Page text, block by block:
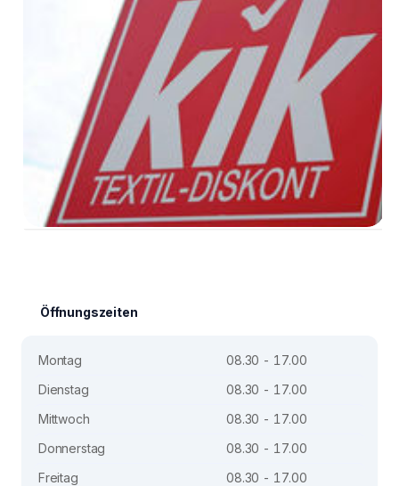
Öffnungszeiten
Montag
08.30 - 17.00
Dienstag
08.30 - 17.00
Mittwoch
08.30 - 17.00
Donnerstag
08.30 - 17.00
Freitag
08.30 - 17.00